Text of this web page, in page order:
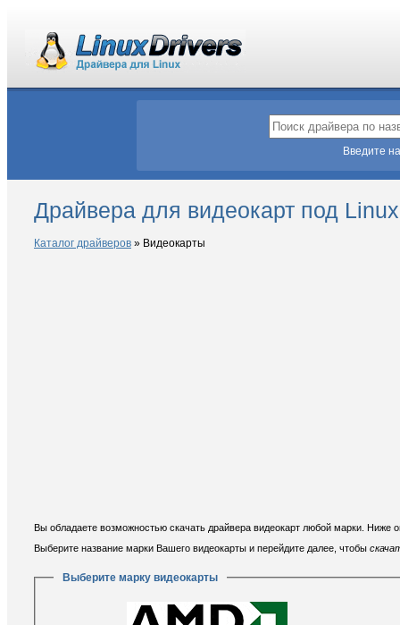
Введите
Драйвера для видеокарт под Linux
Каталог драйверов » Видеокарты
Вы обладаете возможностью скачать драйвера видеокарт любой марки. Ниже
Выберите название марки Вашего видеокарты и перейдите далее, чтобы
Выберите марку видеокарты